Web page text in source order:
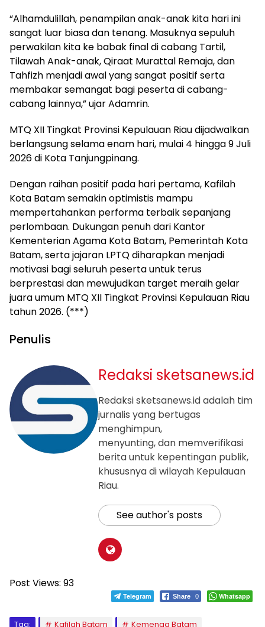
“Alhamdulillah, penampilan anak-anak kita hari ini
sangat luar biasa dan tenang. Masuknya sepuluh
perwakilan kita ke babak final di cabang Tartil,
Tilawah Anak-anak, Qiraat Murattal Remaja, dan
Tahfizh menjadi awal yang sangat positif serta
membakar semangat bagi peserta di cabang-
cabang lainnya,” ujar Adamrin.
MTQ XII Tingkat Provinsi Kepulauan Riau dijadwalkan
berlangsung selama enam hari, mulai 4 hingga 9 Juli
2026 di Kota Tanjungpinang.
Dengan raihan positif pada hari pertama, Kafilah
Kota Batam semakin optimistis mampu
mempertahankan performa terbaik sepanjang
perlombaan. Dukungan penuh dari Kantor
Kementerian Agama Kota Batam, Pemerintah Kota
Batam, serta jajaran LPTQ diharapkan menjadi
motivasi bagi seluruh peserta untuk terus
berprestasi dan mewujudkan target meraih gelar
juara umum MTQ XII Tingkat Provinsi Kepulauan Riau
tahun 2026. (***)
Penulis
Redaksi sketsanews.id
Redaksi sketsanews.id adalah tim
jurnalis yang bertugas
menghimpun,
menyunting, dan memverifikasi
berita untuk kepentingan publik,
khususnya di wilayah Kepulauan
Riau.
See author's posts
Post Views: 93
Telegram Share 0 Whatsapp
Tag: Kafilah Batam Kemenag Batam